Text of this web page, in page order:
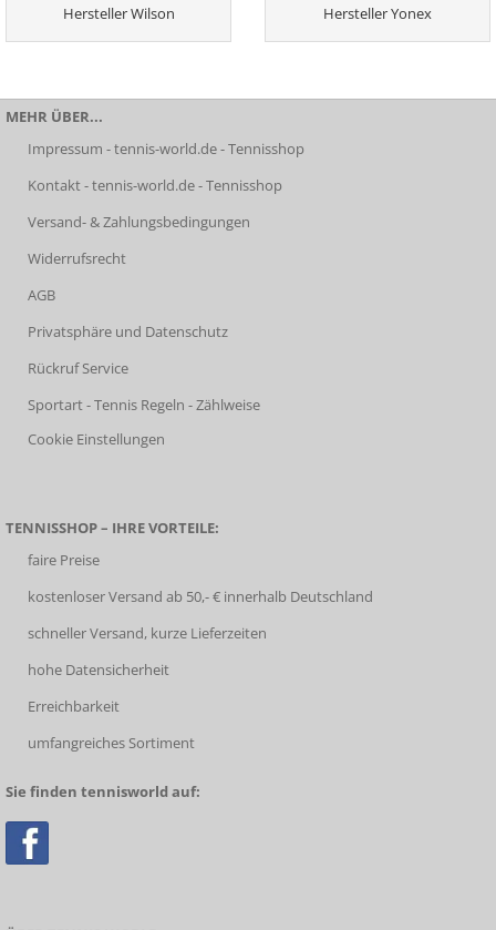
Hersteller Wilson Hersteller Yonex
MEHR ÜBER...
Impressum - tennis-world.de - Tennisshop
Kontakt - tennis-world.de - Tennisshop
Versand- & Zahlungsbedingungen
Widerrufsrecht
AGB
Privatsphäre und Datenschutz
Rückruf Service
Sportart - Tennis Regeln - Zählweise
Cookie Einstellungen
TENNISSHOP – IHRE VORTEILE:
faire Preise
kostenloser Versand ab 50,- € innerhalb Deutschland
schneller Versand, kurze Lieferzeiten
hohe Datensicherheit
Erreichbarkeit
umfangreiches Sortiment
Sie finden tennisworld auf: